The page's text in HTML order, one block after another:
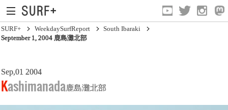
South Ibaraki
North Chiba
SURF+ WeekdaySurfReport
South Ibaraki
September 1, 2004 鹿島灘北部
Sep,01 2004
Kashimanada鹿島灘北部